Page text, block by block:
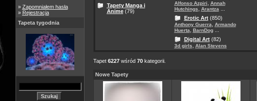
» Zapomniałem hasła
» Rejestracja
Tapeta tygodnia
Tapety Manga i
Anime(79)
Alfonso Azpiri
Annah
Hutchings
Arantza
Erotic Art(850)
Anthony Guerra
Armando
Huerta
BarnDog...
Digital Art(82)
3d girls Alan Stevens
Tapet 6227wśród 70kategorii.
Nowe Tapety